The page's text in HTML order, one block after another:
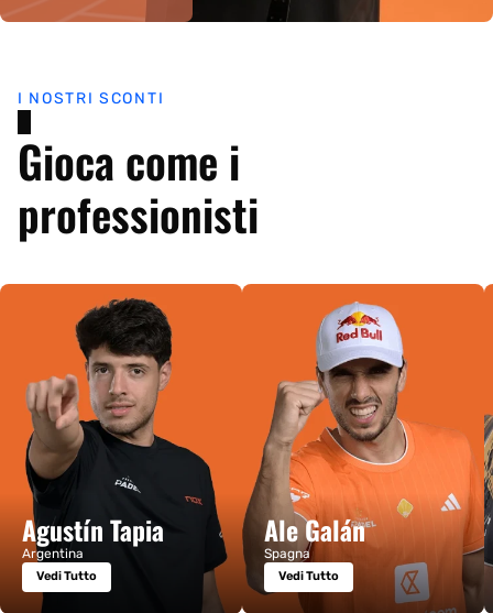
I NOSTRI SCONTI
Gioca come i
professionisti
Agustín Tapia
Argentina
Vedi Tutto
Ale Galán
Spagna
Vedi Tutto